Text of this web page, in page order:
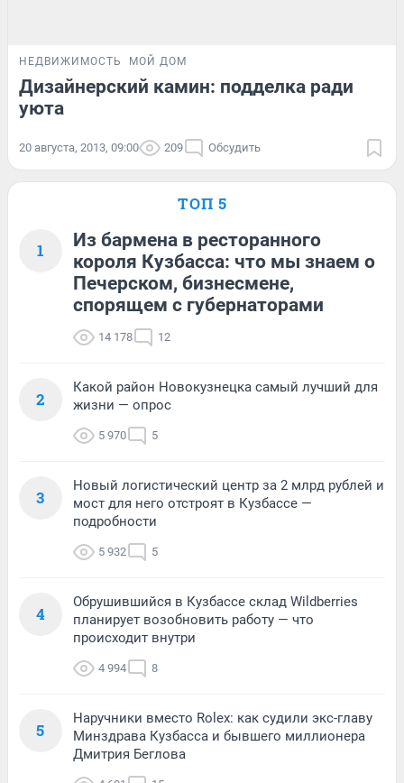
НЕДВИЖИМОСТЬ МОЙ ДОМ
Дизайнерский камин: подделка ради
уюта
20 августа, 2013, 09:00 209 Обсудить
ТОП 5
1
Из бармена в ресторанного
короля Кузбасса: что мы знаем о
Печерском, бизнесмене,
спорящем с губернаторами
14 178 12
2
Какой район Новокузнецка самый лучший для
жизни — опрос
5 970 5
3
Новый логистический центр за 2 млрд рублей и
мост для него отстроят в Кузбассе —
подробности
5 932 5
4
Обрушившийся в Кузбассе склад Wildberries
планирует возобновить работу — что
происходит внутри
4 994 8
5
Наручники вместо Rolex: как судили экс-главу
Минздрава Кузбасса и бывшего миллионера
Дмитрия Беглова